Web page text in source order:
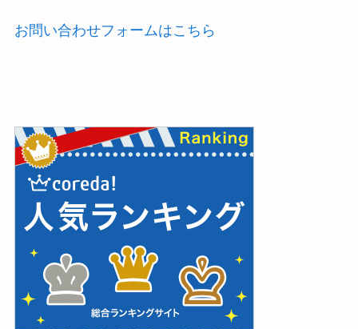
お問い合わせフォームはこちら